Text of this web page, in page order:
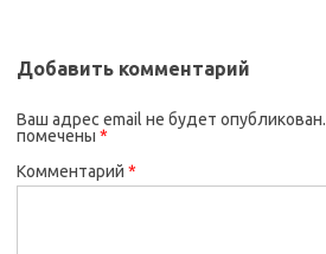
Добавить комментарий
Ваш адрес email не будет опубликован.
помечены *
Комментарий *